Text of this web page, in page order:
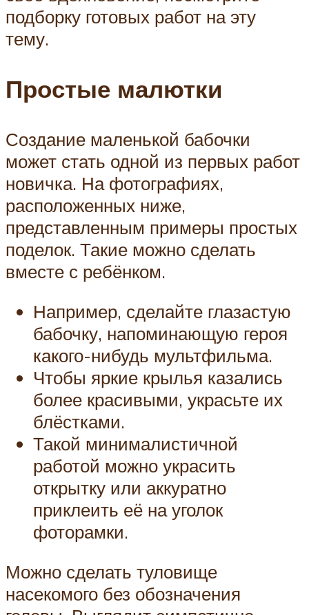
подборку готовых работ на эту
тему.
Простые малютки
Создание маленькой бабочки
может стать одной из первых работ
новичка. На фотографиях,
расположенных ниже,
представленным примеры простых
поделок. Такие можно сделать
вместе с ребёнком.
Например, сделайте глазастую
бабочку, напоминающую героя
какого-нибудь мультфильма.
Чтобы яркие крылья казались
более красивыми, украсьте их
блёстками.
Такой минималистичной
работой можно украсить
открытку или аккуратно
приклеить её на уголок
фоторамки.
Можно сделать туловище
насекомого без обозначения